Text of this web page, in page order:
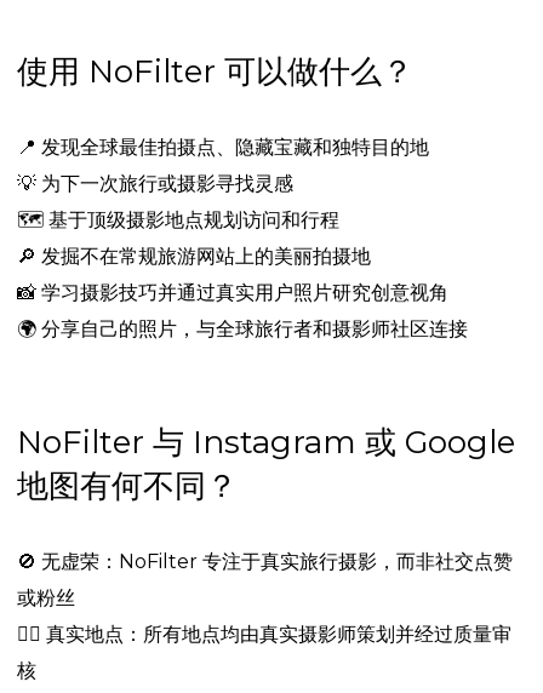
使用 NoFilter 可以做什么？
📍 发现全球最佳拍摄点、隐藏宝藏和独特目的地
💡 为下一次旅行或摄影寻找灵感
🗺️ 基于顶级摄影地点规划访问和行程
🔎 发掘不在常规旅游网站上的美丽拍摄地
📸 学习摄影技巧并通过真实用户照片研究创意视角
🌍 分享自己的照片，与全球旅行者和摄影师社区连接
NoFilter 与 Instagram 或 Google
地图有何不同？
🚫 无虚荣：NoFilter 专注于真实旅行摄影，而非社交点赞
或粉丝
🕵️‍♂️ 真实地点：所有地点均由真实摄影师策划并经过质量审
核